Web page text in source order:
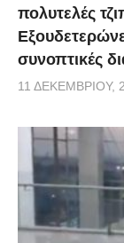
πολυτελές
συνοπτικές
11 ΔΕΚΕΜΒΡΊΟΥ,